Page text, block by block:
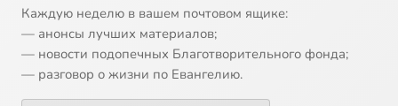
Каждую неделю в вашем почтовом ящике:
— анонсы лучших материалов;
— новости подопечных Благотворительного фонда;
— разговор о жизни по Евангелию.